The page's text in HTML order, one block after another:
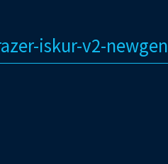
iskur-v2-newgen